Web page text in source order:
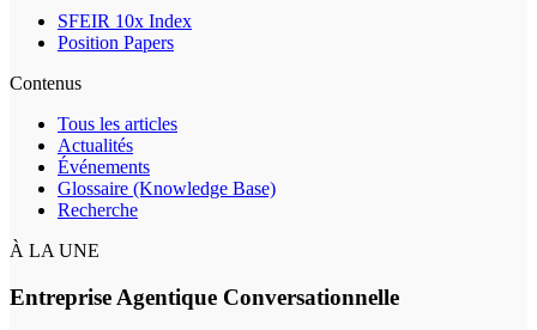
SFEIR 10x Index
Position Papers
Contenus
Tous les articles
Actualités
Événements
Glossaire (Knowledge Base)
Recherche
À LA UNE
Entreprise Agentique Conversationnelle